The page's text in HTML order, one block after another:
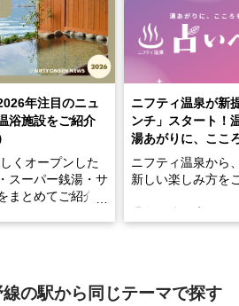
年注目のニュ
浴施設をご紹介
くオープンした
スーパー銭湯・サ
まとめてご紹介！
ニフティ温泉が新
ンチ」スタート！
湯あがりに、ここ
ニフティ温泉から
新しい楽しみ方を
手相やタロットな
の駅から同じテーマで探す